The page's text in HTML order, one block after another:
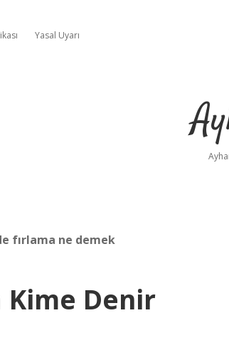
Yasal Uyarı
fırlama ne demek
Kime Denir